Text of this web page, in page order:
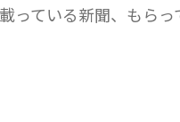
っている新聞、もらっ